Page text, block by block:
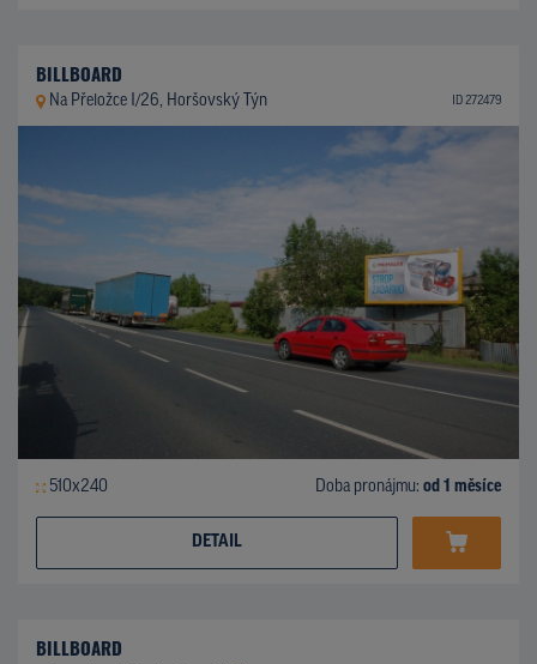
BILLBOARD
Na Přeložce I/26, Horšovský Týn ID 272479
510x240 Doba pronájmu: od 1 měsíce
DETAIL
BILLBOARD